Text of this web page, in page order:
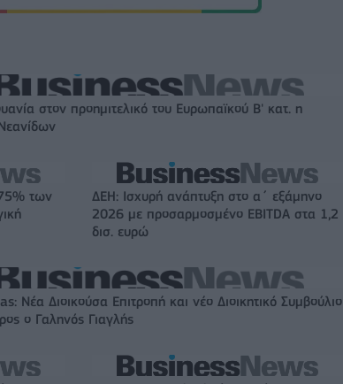
στον προημιτελικό του Ευρωπαϊκού Β' κατ. η
των
ΔΕΗ: Ισχυρή ανάπτυξη στο α΄ εξάμηνο
2026 με προσαρμοσμένο EBITDA στα 1,2
δισ. ευρώ
Νέα Διοικούσα Επιτροπή και νέο Διοικητικό Συμβούλιο
ο Γαληνός Γιαγλής